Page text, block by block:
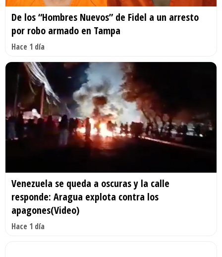
De los “Hombres Nuevos” de Fidel a un arresto
por robo armado en Tampa
Hace 1 día
Venezuela se queda a oscuras y la calle
responde: Aragua explota contra los
apagones(Video)
Hace 1 día